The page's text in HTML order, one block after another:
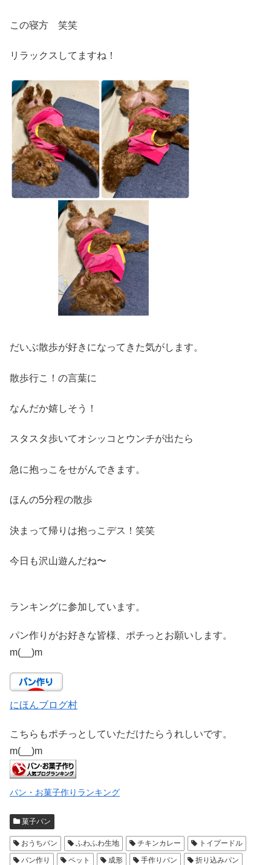
この寝方 笑笑
リラックスしてますね！
だいぶ散歩が好きになってきた気がします。
散歩行こ！の言葉に
なんだか嬉しそう！
スタスタ歩いてオシッコとウンチが出たら
急に抱っこをせがんできます。
ほんの5分程の散歩
決まって帰りは抱っこデス！笑笑
今日も沢山遊んだね〜
ランキングに参加しています。
パン作りがお好きな皆様、ポチっとお願いします。
m(__)m
にほんブログ村
こちらもポチっとしていただけたらうれしいです。
m(__)m
パン・お菓子作りランキング
菓子パン
おうちパン ふわふわ生地 チキンカレー
トイプードル
パン作り
ペット 成形 手作りパン
折り込みパン